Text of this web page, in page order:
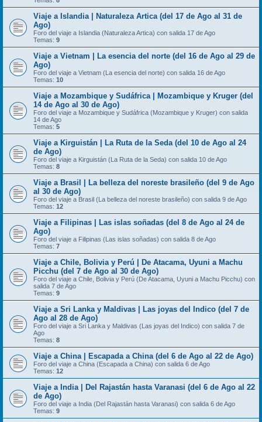
Viaje a Islandia | Naturaleza Artica (del 17 de Ago al 31 de
Ago)
Foro del viaje a Islandia (Naturaleza Artica) con salida 17 de Ago
Temas: 9
Viaje a Vietnam | La esencia del norte (del 16 de Ago al 29 de
Ago)
Foro del viaje a Vietnam (La esencia del norte) con salida 16 de Ago
Temas: 10
Viaje a Mozambique y Sudáfrica | Mozambique y Kruger (del
14 de Ago al 30 de Ago)
Foro del viaje a Mozambique y Sudáfrica (Mozambique y Kruger) con salida
14 de Ago
Temas: 5
Viaje a Kirguistán | La Ruta de la Seda (del 10 de Ago al 24
de Ago)
Foro del viaje a Kirguistán (La Ruta de la Seda) con salida 10 de Ago
Temas: 8
Viaje a Brasil | La belleza del noreste brasileño (del 9 de Ago
al 30 de Ago)
Foro del viaje a Brasil (La belleza del noreste brasileño) con salida 9 de Ago
Temas: 12
Viaje a Filipinas | Las islas soñadas (del 8 de Ago al 24 de
Ago)
Foro del viaje a Filipinas (Las islas soñadas) con salida 8 de Ago
Temas: 7
Viaje a Chile, Bolivia y Perú | De Atacama, Uyuni a Machu
Picchu (del 7 de Ago al 30 de Ago)
Foro del viaje a Chile, Bolivia y Perú (De Atacama, Uyuni a Machu Picchu) con
salida 7 de Ago
Temas: 9
Viaje a Sri Lanka y Maldivas | Las joyas del Indico (del 7 de
Ago al 28 de Ago)
Foro del viaje a Sri Lanka y Maldivas (Las joyas del Indico) con salida 7 de
Ago
Temas: 8
Viaje a China | Escapada a China (del 6 de Ago al 22 de Ago)
Foro del viaje a China (Escapada a China) con salida 6 de Ago
Temas: 12
Viaje a India | Del Rajastán hasta Varanasi (del 6 de Ago al 22
de Ago)
Foro del viaje a India (Del Rajastán hasta Varanasi) con salida 6 de Ago
Temas: 9